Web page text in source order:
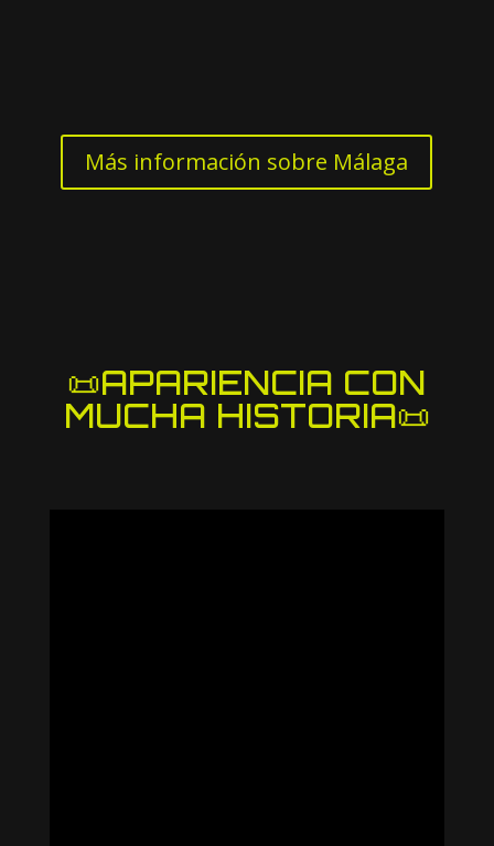
Más información sobre Málaga
📜APARIENCIA CON
MUCHA HISTORIA📜